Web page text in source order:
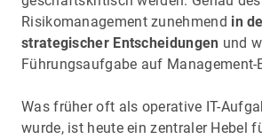
Risikomanagement zunehmend in
strategischer Entscheidungen und
Führungsaufgabe auf Management-
Was früher oft als operative IT-
wurde, ist heute ein zentraler Hebel